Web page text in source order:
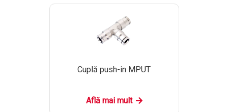
Cuplă push-in MPUT
Află mai mult